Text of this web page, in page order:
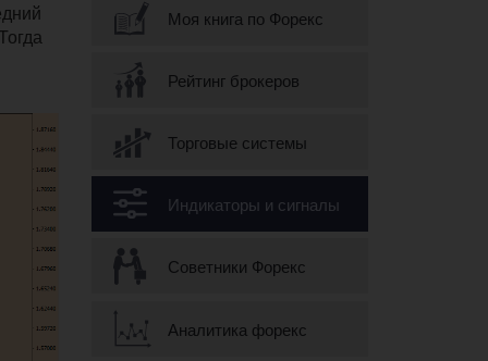
Моя книга по Форекс
Рейтинг брокеров
Торговые системы
Индикаторы и сигналы
Советники Форекс
Аналитика форекс